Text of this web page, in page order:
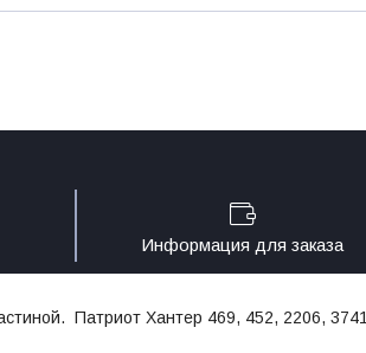
Информация для заказа
Патриот Хантер 469, 452, 2206, 3741